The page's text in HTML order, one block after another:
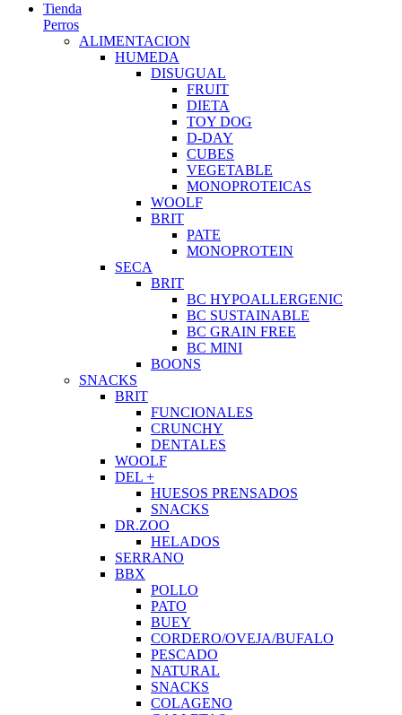
Tienda
Perros
ALIMENTACION
HUMEDA
DISUGUAL
FRUIT
DIETA
TOY DOG
D-DAY
CUBES
VEGETABLE
MONOPROTEICAS
WOOLF
BRIT
PATE
MONOPROTEIN
SECA
BRIT
BC HYPOALLERGENIC
BC SUSTAINABLE
BC GRAIN FREE
BC MINI
BOONS
SNACKS
BRIT
FUNCIONALES
CRUNCHY
DENTALES
WOOLF
DEL +
HUESOS PRENSADOS
SNACKS
DR.ZOO
HELADOS
SERRANO
BBX
POLLO
PATO
BUEY
CORDERO/OVEJA/BUFALO
PESCADO
NATURAL
SNACKS
COLAGENO